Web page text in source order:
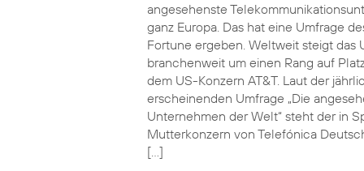
angesehenste
ganz Europa. Das hat eine Umfrage
Fortune ergeben. Weltweit steigt das
branchenweit um einen Rang auf
dem US-Konzern AT&T. Laut der
erscheinenden Umfrage „Die
Unternehmen der Welt“ steht der in
Mutterkonzern von Telefónica
[…]